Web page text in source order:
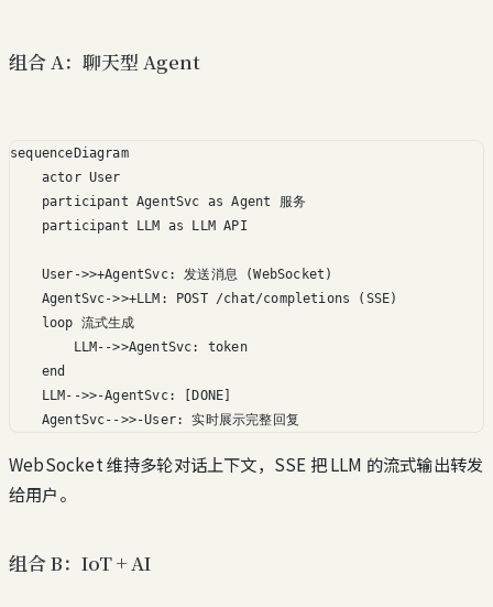
组合 A：聊天型 Agent
sequenceDiagram
    actor User
    participant AgentSvc as Agent 服务
    participant LLM as LLM API
    User->>+AgentSvc: 发送消息 (WebSocket)
    AgentSvc->>+LLM: POST /chat/completions (SSE)
    loop 流式生成
        LLM-->>AgentSvc: token
    end
    LLM-->>-AgentSvc: [DONE]
    AgentSvc-->>-User: 实时展示完整回复
WebSocket 维持多轮对话上下文，SSE 把 LLM 的流式输出转发
给用户。
组合 B：IoT + AI